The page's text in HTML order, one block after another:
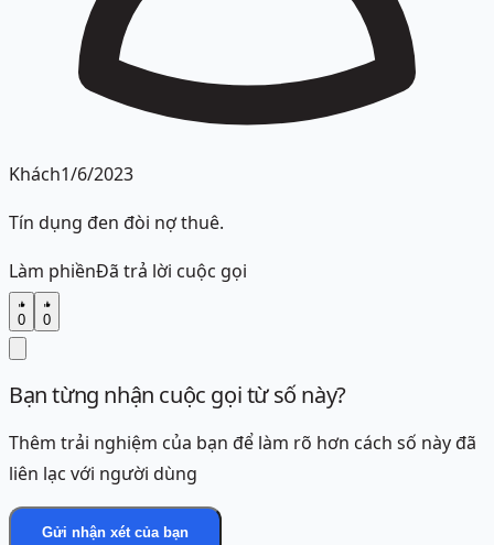
Khách1/6/2023
Tín dụng đen đòi nợ thuê.
Làm phiềnĐã trả lời cuộc gọi
0 0
Bạn từng nhận cuộc gọi từ số này?
Thêm trải nghiệm của bạn để làm rõ hơn cách số này đã
liên lạc với người dùng
Gửi nhận xét của bạn